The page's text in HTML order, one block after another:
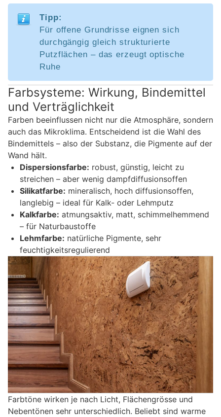
Tipp:
Für offene Grundrisse eignen sich
durchgängig gleich strukturierte
Putzflächen – das erzeugt optische
Ruhe
Farbsysteme: Wirkung, Bindemittel
und Verträglichkeit
Farben beeinflussen nicht nur die Atmosphäre, sondern
auch das Mikroklima. Entscheidend ist die Wahl des
Bindemittels – also der Substanz, die Pigmente auf der
Wand hält.
Dispersionsfarbe: robust, günstig, leicht zu
streichen – aber wenig dampfdiffusionsoffen
Silikatfarbe: mineralisch, hoch diffusionsoffen,
langlebig – ideal für Kalk- oder Lehmputz
Kalkfarbe: atmungsaktiv, matt, schimmelhemmend
– für Naturbaustoffe
Lehmfarbe: natürliche Pigmente, sehr
feuchtigkeitsregulierend
Farbtöne wirken je nach Licht, Flächengrösse und
Nebentönen sehr unterschiedlich. Beliebt sind warme